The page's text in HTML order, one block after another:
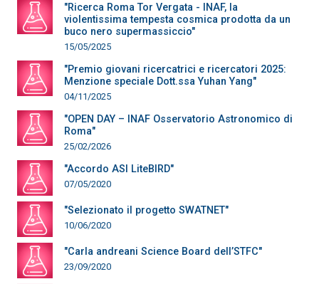
"Ricerca Roma Tor Vergata - INAF, la
violentissima tempesta cosmica prodotta da un
buco nero supermassiccio"
15/05/2025
"Premio giovani ricercatrici e ricercatori 2025:
Menzione speciale Dott.ssa Yuhan Yang"
04/11/2025
"OPEN DAY – INAF Osservatorio Astronomico di
Roma"
25/02/2026
"Accordo ASI LiteBIRD"
07/05/2020
"Selezionato il progetto SWATNET"
10/06/2020
"Carla andreani Science Board dell’STFC"
23/09/2020